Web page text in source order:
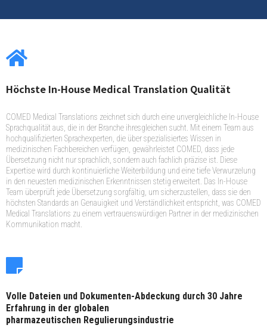
Höchste In-House Medical Translation Qualität
COMED Medical Translations zeichnet sich durch eine unvergleichliche In-House
Sprachqualität aus, die in der Branche ihresgleichen sucht. Mit einem Team aus
hochqualifizierten Sprachexperten, die über spezialisiertes Wissen in
medizinischen Fachbereichen verfügen, gewährleistet COMED, dass jede
Übersetzung nicht nur sprachlich, sondern auch fachlich präzise ist. Diese
Expertise wird durch kontinuierliche Weiterbildung und eine tiefe Verwurzelung
in den neuesten medizinischen Erkenntnissen stetig erweitert. Das In-House
Team überprüft jede Übersetzung sorgfältig, um sicherzustellen, dass sie den
höchsten Standards an Genauigkeit und Verständlichkeit entspricht, was COMED
Medical Translations zu einem vertrauenswürdigen Partner in der medizinischen
Kommunikation macht.
Volle Dateien und Dokumenten-Abdeckung durch 30 Jahre
Erfahrung in der globalen
pharmazeutischen Regulierungsindustrie